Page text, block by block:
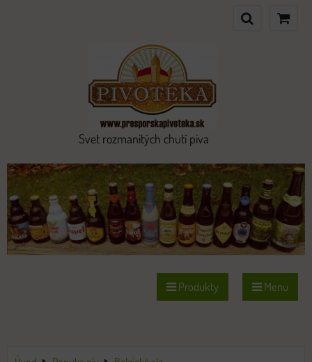
Svet rozmanitých chutí piva
Produkty Menu